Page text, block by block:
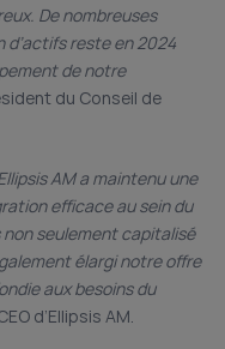
De nombreuses
d’actifs reste en 2024
de notre
du Conseil de
AM a maintenu une
efficace au sein du
non seulement capitalisé
élargi notre offre
aux besoins du
d’Ellipsis AM.